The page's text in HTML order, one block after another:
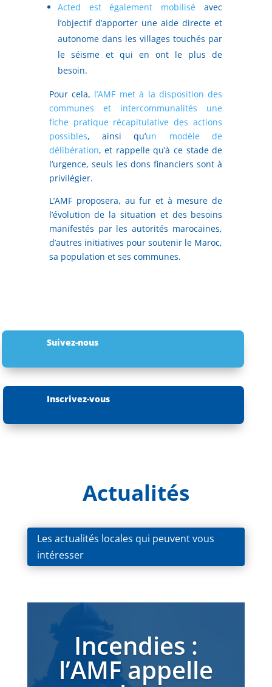
Acted est également mobilisé avec
l’objectif d’apporter une aide directe et
autonome dans les villages touchés par
le séisme et qui en ont le plus de
besoin.
Pour cela, l’AMF met à la disposition des
communes et intercommunalités une
fiche pratique récapitulative des actions
possibles, ainsi qu’un modèle de
délibération, et rappelle qu’à ce stade de
l’urgence, seuls les dons financiers sont à
privilégier.
L’AMF proposera, au fur et à mesure de
l’évolution de la situation et des besoins
manifestés par les autorités marocaines,
d’autres initiatives pour soutenir le Maroc,
sa population et ses communes.
Suivez-nous
Inscrivez-vous
Actualités
Les actualités locales qui peuvent vous
intéresser
Incendies :
l’AMF appelle